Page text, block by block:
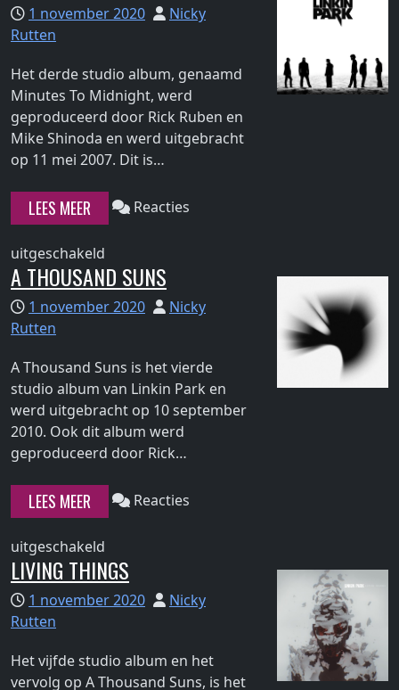
1 november 2020
Nicky
Rutten
Het derde studio album, genaamd
Minutes To Midnight, werd
geproduceerd door Rick Ruben en
Mike Shinoda en werd uitgebracht
op 11 mei 2007. Dit is…
"Minutes
LEES MEER Reacties
uitgeschakeld
Minutes
to
Midnight
A THOUSAND SUNS
1 november 2020
Nicky
Rutten
A Thousand Suns is het vierde
studio album van Linkin Park en
werd uitgebracht op 10 september
2010. Ook dit album werd
geproduceerd door Rick…
"A
LEES MEER Reacties
uitgeschakeld
A
Thousand
Suns
LIVING THINGS
1 november 2020
Nicky
Rutten
Het vijfde studio album en het
vervolg op A Thousand Suns, is het